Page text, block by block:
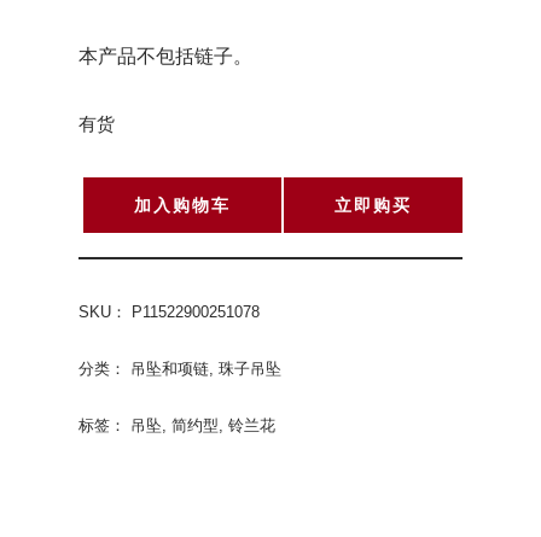
本产品不包括链子。
有货
加入购物车 立即购买
SKU： P11522900251078
分类： 吊坠和项链, 珠子吊坠
标签： 吊坠, 简约型, 铃兰花